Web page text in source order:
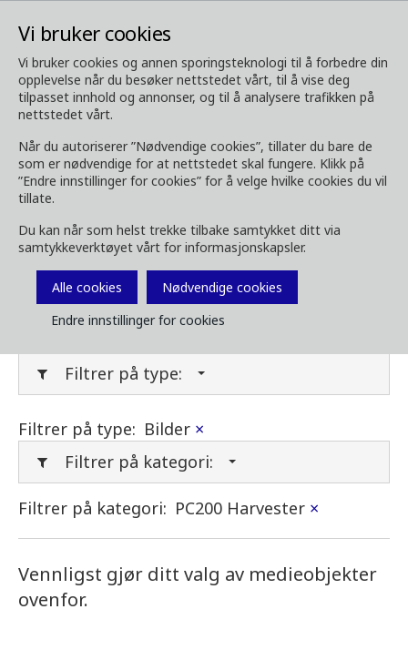
Vi bruker cookies
Vi bruker cookies og annen sporingsteknologi til å forbedre din
opplevelse når du besøker nettstedet vårt, til å vise deg
tilpasset innhold og annonser, og til å analysere trafikken på
nettstedet vårt.
Når du autoriserer ”Nødvendige cookies”, tillater du bare de
som er nødvendige for at nettstedet skal fungere. Klikk på
”Endre innstillinger for cookies” for å velge hvilke cookies du vil
tillate.
Du kan når som helst trekke tilbake samtykket ditt via
samtykkeverktøyet vårt for informasjonskapsler.
Alle cookies
Nødvendige cookies
Endre innstillinger for cookies
Media Last ned media
Last ned media
kundemagasin og annet media her. Filtrer på
type eller kategori i menyene under.
Filter media
Filtrer på type:
Filtrer på type: Bilder ×
Filtrer på kategori:
Filtrer på kategori: PC200 Harvester ×
Vennligst gjør ditt valg av medieobjekter
ovenfor.